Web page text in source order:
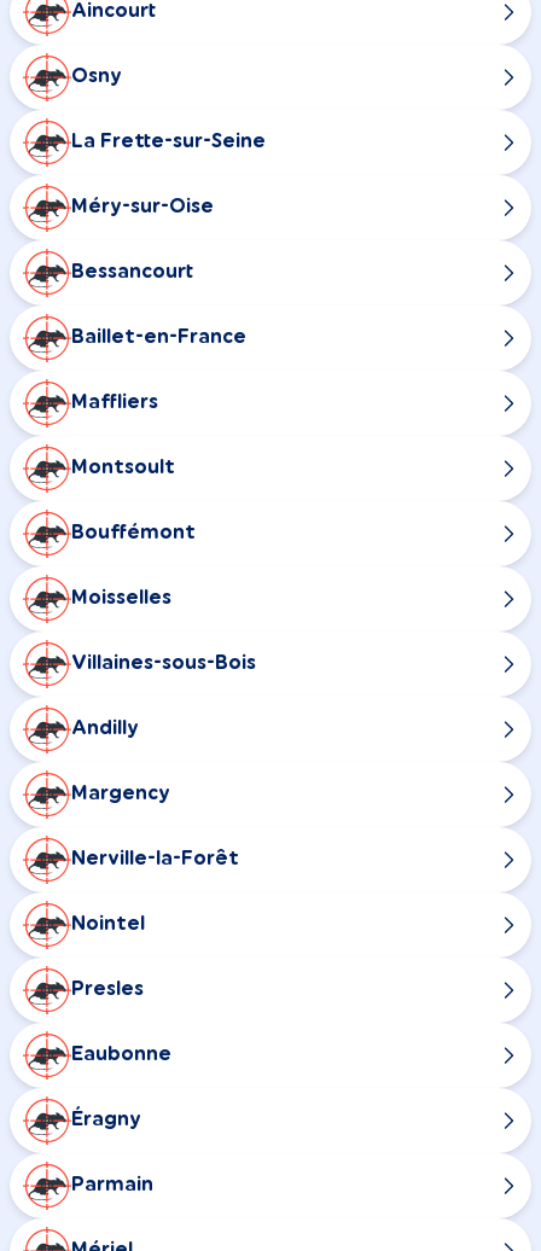
Aincourt
Osny
La Frette-sur-Seine
Méry-sur-Oise
Bessancourt
Baillet-en-France
Maffliers
Montsoult
Bouffémont
Moisselles
Villaines-sous-Bois
Andilly
Margency
Nerville-la-Forêt
Nointel
Presles
Eaubonne
Éragny
Parmain